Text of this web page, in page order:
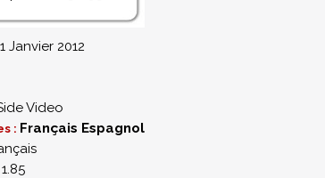
1 Janvier 2012
Video
: Français Espagnol
1.85